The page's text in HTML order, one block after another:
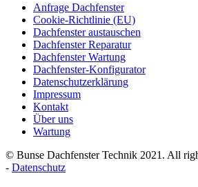
opens
new
window
page
opens
new
window
Anfrage Dachfenster
Cookie-Richtlinie (EU)
Dachfenster austauschen
Dachfenster Reparatur
Dachfenster Wartung
Dachfenster-Konfigurator
Datenschutzerklärung
Impressum
Kontakt
Über uns
Wartung
© Bunse Dachfenster Technik 2021. All
- Datenschutz